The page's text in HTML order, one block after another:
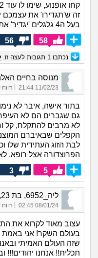
קחו אופנוע, שימו לו עוד 2 גלגלים. הוא כבר לא אופנוע.
זה ש'תגדירו' את עצמכם
בעל ה4 גלגלים 'יגדיר' את עצמו כאופנוע.
58
56
נכתבו 1 תגובות לעצה זו.
מנוסה בחיים האלה_4058, בת 23,
11/02/23 21:44
|
בתור אישה, איבר לא
גם שגברים הם לא
לא מרבים להתקלח, קל
הקפלים שבאיברם
לבת הזוג העתידית שלו
הפרוצדורה אצל רופא,
5
3
ליה_6952, בת 23, אורחת
08/01/24 02:45
עצוב מאוד לקרוא את
בעולם השקר! אני
שזה העולם האמיתי
תכלית!! אנחנו יהודים!!!